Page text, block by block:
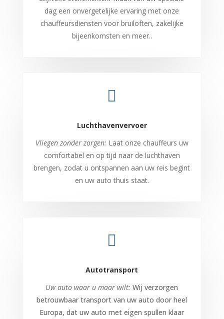
dag een onvergetelijke ervaring met onze
chauffeursdiensten voor bruiloften, zakelijke
bijeenkomsten en meer..

Luchthavenvervoer
Vliegen zonder zorgen: Laat onze chauffeurs uw
comfortabel en op tijd naar de luchthaven
brengen, zodat u ontspannen aan uw reis begint
en uw auto thuis staat.

Autotransport
Uw auto waar u maar wilt:Wij verzorgen
betrouwbaar transport van uw auto door heel
Europa, dat uw auto met eigen spullen klaar